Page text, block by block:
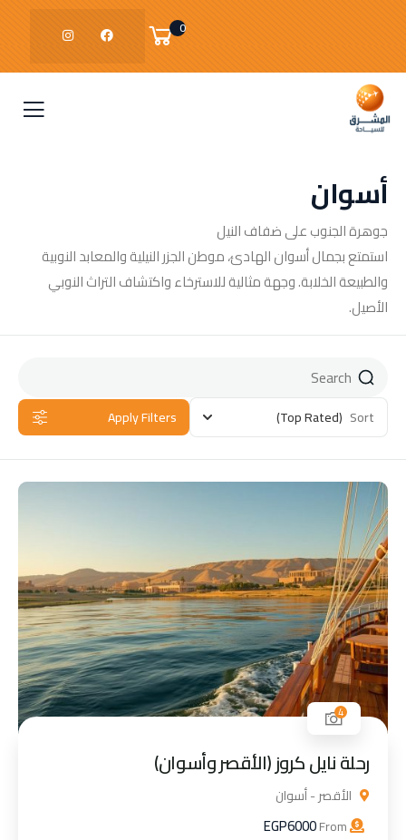
0
أسوان
جوهرة الجنوب على ضفاف النيل
استمتع بجمال أسوان الهادئ، موطن الجزر النيلية والمعابد النوبية
والطبيعة الخلابة. وجهة مثالية للاسترخاء واكتشاف التراث النوبي
الأصيل.
Sort
(Top Rated)
Apply Filters
4
رحلة نايل كروز (الأقصر وأسوان)
الأقصر - أسوان
EGP6000